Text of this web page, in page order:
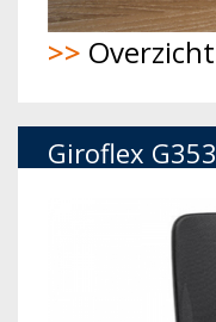
>> Overzicht
Giroflex G353